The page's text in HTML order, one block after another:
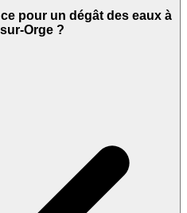
pour un dégât des eaux à
Orge ?